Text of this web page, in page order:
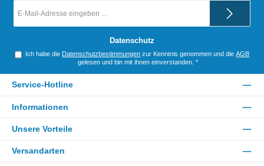
Mail-
Adresse
Datenschutz
Ich habe die Datenschutzbestimmungen zur Kenntnis genommen und dieAGB
gelesen und bin mit ihnen einverstanden. *
Service-Hotline
Informationen
Unsere Vorteile
Versandarten